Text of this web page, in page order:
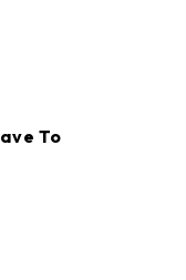
To